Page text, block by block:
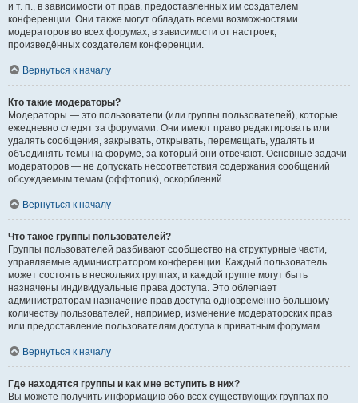
и т. п., в зависимости от прав, предоставленных им создателем
конференции. Они также могут обладать всеми возможностями
модераторов во всех форумах, в зависимости от настроек,
произведённых создателем конференции.
Вернуться к началу
Кто такие модераторы?
Модераторы — это пользователи (или группы пользователей), которые
ежедневно следят за форумами. Они имеют право редактировать или
удалять сообщения, закрывать, открывать, перемещать, удалять и
объединять темы на форуме, за который они отвечают. Основные задачи
модераторов — не допускать несоответствия содержания сообщений
обсуждаемым темам (оффтопик), оскорблений.
Вернуться к началу
Что такое группы пользователей?
Группы пользователей разбивают сообщество на структурные части,
управляемые администратором конференции. Каждый пользователь
может состоять в нескольких группах, и каждой группе могут быть
назначены индивидуальные права доступа. Это облегчает
администраторам назначение прав доступа одновременно большому
количеству пользователей, например, изменение модераторских прав
или предоставление пользователям доступа к приватным форумам.
Вернуться к началу
Где находятся группы и как мне вступить в них?
Вы можете получить информацию обо всех существующих группах по